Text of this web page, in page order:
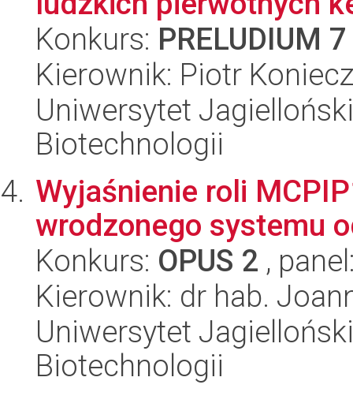
Konkurs: PRELUDIUM 7
Kierownik: Piotr
Uniwersytet
Biotechnologii
Wyjaśnienie roli
wrodzonego systemu
Konkurs: OPUS 2 ,
Kierownik: dr hab.
Uniwersytet
Biotechnologii